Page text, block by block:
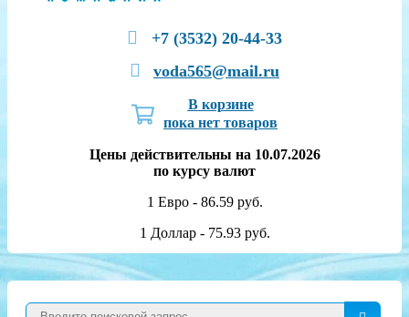
+7 (3532) 20-44-33
voda565@mail.ru
В корзине
пока нет товаров
Цены действительны на 10.07.2026
по курсу валют
1 Евро - 86.59 руб.
1 Доллар - 75.93 руб.